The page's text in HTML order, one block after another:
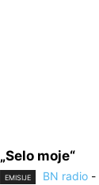
„Selo moje“
EMISIJE BN radio -